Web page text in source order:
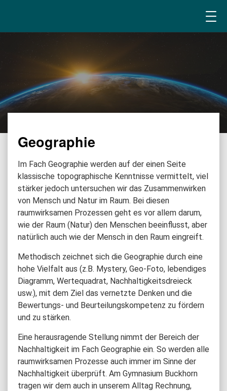
Geographie
Im Fach Geographie werden auf der einen Seite
klassische topographische Kenntnisse vermittelt, viel
stärker jedoch untersuchen wir das Zusammenwirken
von Mensch und Natur im Raum. Bei diesen
raumwirksamen Prozessen geht es vor allem darum,
wie der Raum (Natur) den Menschen beeinflusst, aber
natürlich auch wie der Mensch in den Raum eingreift.
Methodisch zeichnet sich die Geographie durch eine
hohe Vielfalt aus (z.B. Mystery, Geo-Foto, lebendiges
Diagramm, Wertequadrat, Nachhaltigkeitsdreieck
usw.), mit dem Ziel das vernetzte Denken und die
Bewertungs- und Beurteilungskompetenz zu fördern
und zu stärken.
Eine herausragende Stellung nimmt der Bereich der
Nachhaltigkeit im Fach Geographie ein. So werden alle
raumwirksamen Prozesse auch immer im Sinne der
Nachhaltigkeit überprüft. Am Gymnasium Buckhorn
tragen wir dem auch in unserem Alltag Rechnung,